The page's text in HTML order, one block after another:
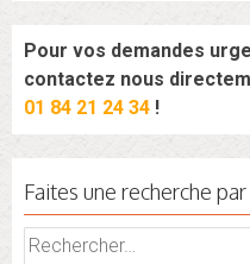
Pour vos demandes
contactez nous
01 84 21 24 34 !
Faites une recherche
Rechercher :